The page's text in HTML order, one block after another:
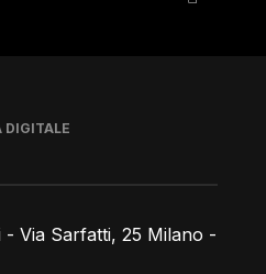
Via Sarfatti, 25 Milano -
DIGITALE